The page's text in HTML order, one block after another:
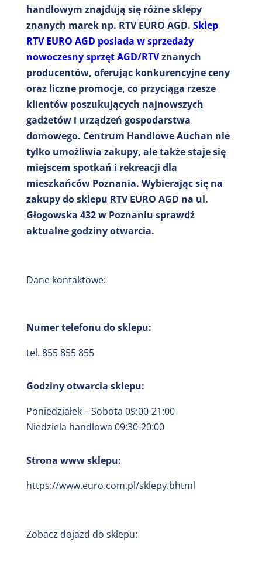
handlowym znajdują się różne sklepy
znanych marek np. RTV EURO AGD. Sklep
RTV EURO AGD posiada w sprzedaży
nowoczesny sprzęt AGD/RTVznanych
producentów, oferując konkurencyjne ceny
oraz liczne promocje, co przyciąga rzesze
klientów poszukujących najnowszych
gadżetów i urządzeń gospodarstwa
domowego. Centrum Handlowe Auchan nie
tylko umożliwia zakupy, ale także staje się
miejscem spotkań i rekreacji dla
mieszkańców Poznania. Wybierając się na
zakupy do sklepu RTV EURO AGD na ul.
Głogowska 432 w Poznaniu sprawdź
aktualne godziny otwarcia.
Dane kontaktowe:
Numer telefonu do sklepu:
tel. 855 855 855
Godziny otwarcia sklepu:
Poniedziałek – Sobota 09:00-21:00
Niedziela handlowa 09:30-20:00
Strona www sklepu:
https://www.euro.com.pl/sklepy.bhtml
Zobacz dojazd do sklepu: